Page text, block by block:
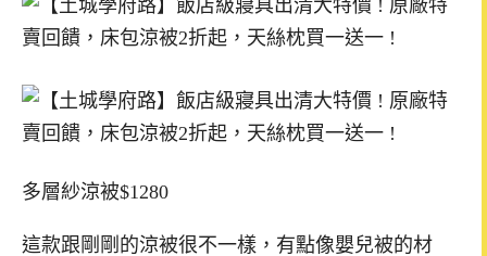
多層紗涼被$1280
這款跟剛剛的涼被很不一樣，有點像嬰兒被的材